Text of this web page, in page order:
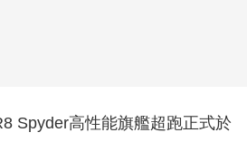
Spyder高性能旗艦超跑正式於